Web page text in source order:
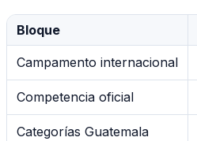
Bloque
Campamento internacional
Competencia oficial
Categorías Guatemala